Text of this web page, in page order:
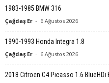
1983-1985 BMW 316
Çağdaş Er - 6 Ağustos 2026
1990-1993 Honda Integra 1.8
Çağdaş Er - 6 Ağustos 2026
2018 Citroen C4 Picasso 1.6 BlueHDi